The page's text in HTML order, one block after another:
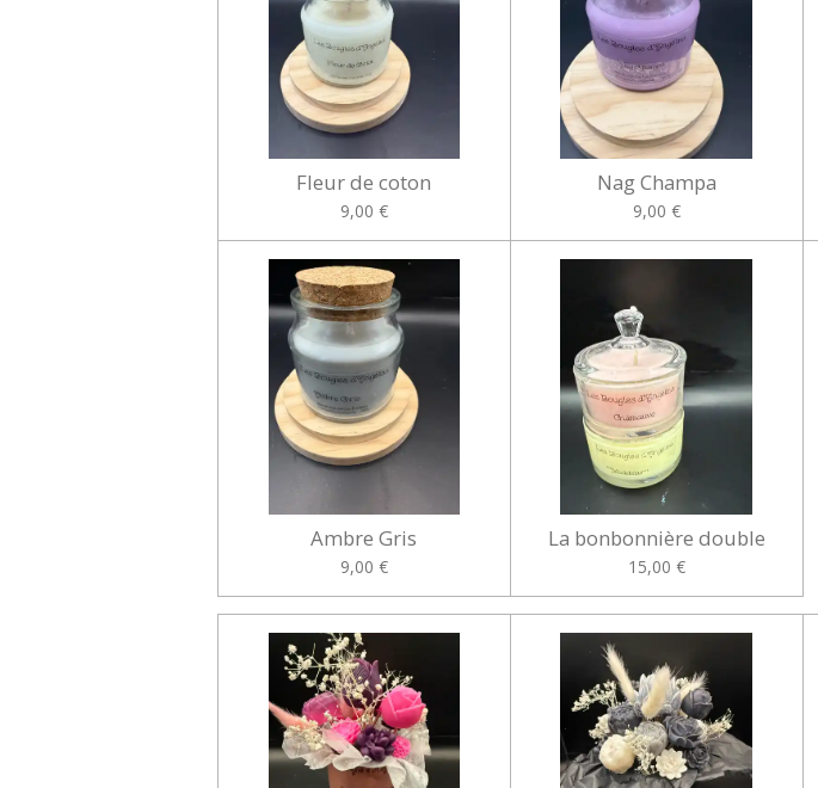
Fleur de coton
9,00 €
Nag Champa
9,00 €
Ambre Gris
9,00 €
La bonbonnière double
15,00 €